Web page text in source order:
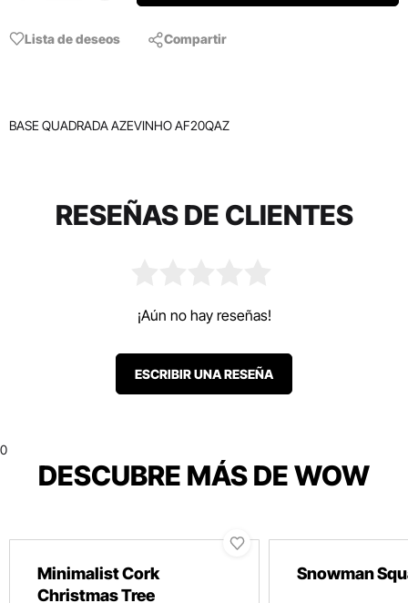
Lista de deseos Compartir
BASE QUADRADA AZEVINHO AF20QAZ
RESEÑAS DE CLIENTES
¡Aún no hay reseñas!
ESCRIBIR UNA RESEÑA
0
DESCUBRE MÁS DE WOW
Minimalist Cork
Christmas Tree
Snowman